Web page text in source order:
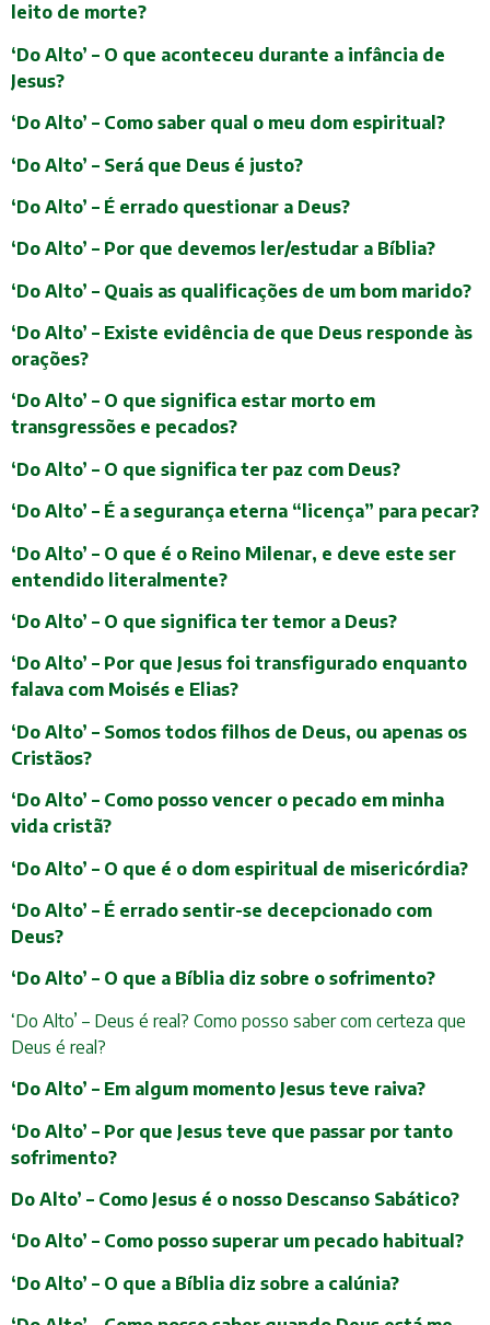
leito de morte?
‘Do Alto’ – O que aconteceu durante a infância de
Jesus?
‘Do Alto’ – Como saber qual o meu dom espiritual?
‘Do Alto’ – Será que Deus é justo?
‘Do Alto’ – É errado questionar a Deus?
‘Do Alto’ – Por que devemos ler/estudar a Bíblia?
‘Do Alto’ – Quais as qualificações de um bom marido?
‘Do Alto’ – Existe evidência de que Deus responde às
orações?
‘Do Alto’ – O que significa estar morto em
transgressões e pecados?
‘Do Alto’ – O que significa ter paz com Deus?
‘Do Alto’ – É a segurança eterna “licença” para pecar?
‘Do Alto’ – O que é o Reino Milenar, e deve este ser
entendido literalmente?
‘Do Alto’ – O que significa ter temor a Deus?
‘Do Alto’ – Por que Jesus foi transfigurado enquanto
falava com Moisés e Elias?
‘Do Alto’ – Somos todos filhos de Deus, ou apenas os
Cristãos?
‘Do Alto’ – Como posso vencer o pecado em minha
vida cristã?
‘Do Alto’ – O que é o dom espiritual de misericórdia?
‘Do Alto’ – É errado sentir-se decepcionado com
Deus?
‘Do Alto’ – O que a Bíblia diz sobre o sofrimento?
‘Do Alto’ – Deus é real? Como posso saber com certeza que
Deus é real?
‘Do Alto’ – Em algum momento Jesus teve raiva?
‘Do Alto’ – Por que Jesus teve que passar por tanto
sofrimento?
Do Alto’ – Como Jesus é o nosso Descanso Sabático?
‘Do Alto’ – Como posso superar um pecado habitual?
‘Do Alto’ – O que a Bíblia diz sobre a calúnia?